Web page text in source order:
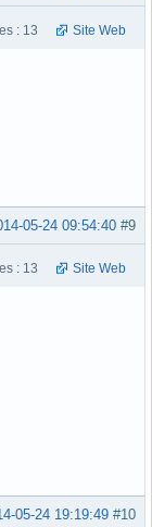
: 13 Site Web
#9
05-24 09:54:40
: 13 Site Web
#10
05-24 19:19:49